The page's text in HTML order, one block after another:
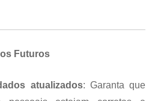
Futuros
atualizados: Garanta que